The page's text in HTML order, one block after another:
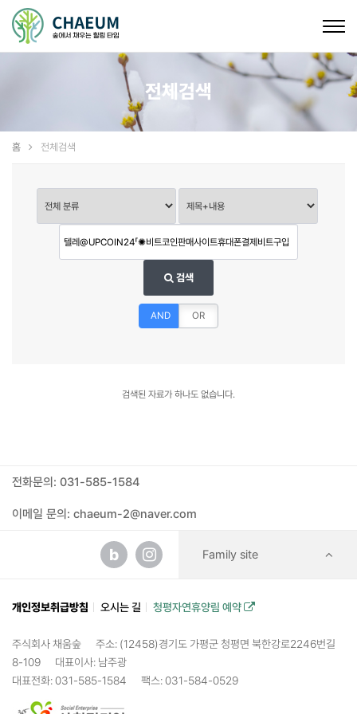
전체검색
홈 전체검색
검색
AND OR
검색된 자료가 하나도 없습니다.
전화문의: 031-585-1584
이메일 문의: chaeum-2@naver.com
b Family site
개인정보취급방침 오시는 길 청평자연휴양림 예약
주식회사 채움숲
주소: (12458)경기도 가평군 청평면 북한강로2246번길
8-109
대표이사: 남주광
대표전화: 031-585-1584
팩스: 031-584-0529